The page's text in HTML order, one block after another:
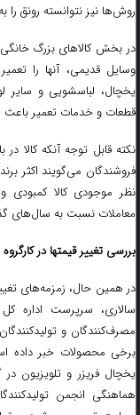
روش‌ها نیز نتوانسته رونق را به
در بخش کالاهای بزرگ
وسایل قدیمی، آنها را
یخچال، لباسشویی و سایر
قطعات و خدمات تعمیر باعث
نکته قابل توجه آنکه کالا
فروشندگان می‌گویند اکثر
نظر موجودی کالا
معاملات نسبت به سال‌های
بررسی تغییر قیمتها در کارگروه
در همین حال، زمزمه‌های
سالاری، سرپرست اداره
مصرف‌کنندگان و
برخی محصولات خبر داده
یخچال فریزر و تلویزیون در
هماهنگی انجمن